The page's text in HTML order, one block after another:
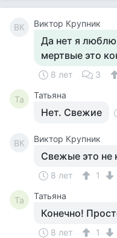
ВК Виктор Крупник
Да нет я
мертвые это
8 лет 3
Та Татьяна
Нет. Свежие
ВК Виктор Крупник
Свежые это не
8 лет 1
Та Татьяна
Конечно!
8 лет 1